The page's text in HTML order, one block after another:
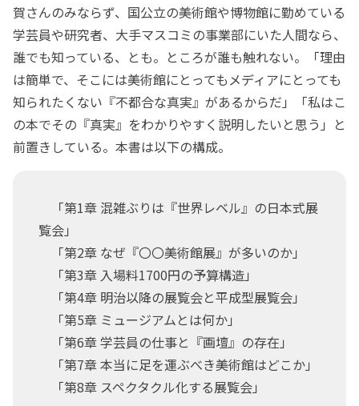
賀さんのみならず、国公立の美術館や博物館に勤めている
学芸員や研究者、大手マスコミの事業部にいた人間なら、
誰でも知っている、とも。ところが誰も触れない。「理由
は簡単で、そこには美術館にとってもメディアにとっても
知られたくない『不都合な真実』があるからだ」「私はこ
の本でその『真実』をわかりやすく説明したいと思う」と
前置きしている。本書は以下の構成。
「第1章 混雑ぶりは『世界レベル』の日本式展
覧会」
「第2章 なぜ『〇〇美術館展』が多いのか」
「第3章 入場料1700円の予算構造」
「第4章 明治以降の展覧会と平成型展覧会」
「第5章 ミュージアムとは何か」
「第6章 学芸員の仕事と『画壇』の存在」
「第7章 本当に足を運ぶべき美術館はどこか」
「第8章 スペクタクル化する展覧会」